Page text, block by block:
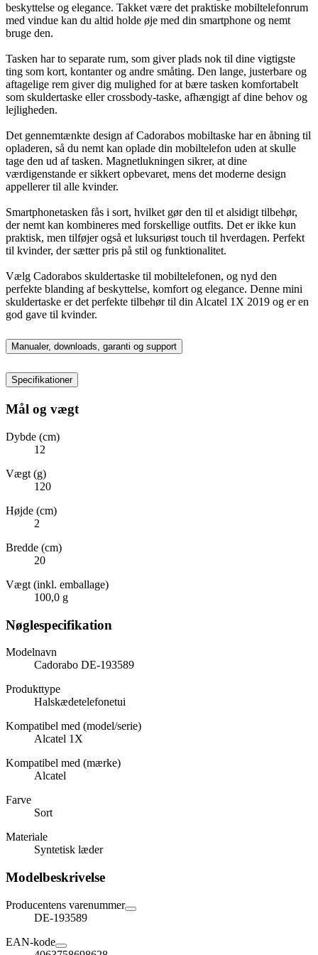
beskyttelse og elegance. Takket være det praktiske mobiltelefonrum
med vindue kan du altid holde øje med din smartphone og nemt
bruge den.
Tasken har to separate rum, som giver plads nok til dine vigtigste
ting som kort, kontanter og andre småting. Den lange, justerbare og
aftagelige rem giver dig mulighed for at bære tasken komfortabelt
som skuldertaske eller crossbody-taske, afhængigt af dine behov og
lejligheden.
Det gennemtænkte design af Cadorabos mobiltaske har en åbning til
opladeren, så du nemt kan oplade din mobiltelefon uden at skulle
tage den ud af tasken. Magnetlukningen sikrer, at dine
værdigenstande er sikkert opbevaret, mens det moderne design
appellerer til alle kvinder.
Smartphonetasken fås i sort, hvilket gør den til et alsidigt tilbehør,
der nemt kan kombineres med forskellige outfits. Det er ikke kun
praktisk, men tilføjer også et luksuriøst touch til hverdagen. Perfekt
til kvinder, der sætter pris på stil og funktionalitet.
Vælg Cadorabos skuldertaske til mobiltelefonen, og nyd den
perfekte blanding af beskyttelse, komfort og elegance. Denne mini
skuldertaske er det perfekte tilbehør til din Alcatel 1X 2019 og er en
god gave til kvinder.
Manualer, downloads, garanti og support
Specifikationer
Mål og vægt
Dybde (cm)
12
Vægt (g)
120
Højde (cm)
2
Bredde (cm)
20
Vægt (inkl. emballage)
100,0 g
Nøglespecifikation
Modelnavn
Cadorabo DE-193589
Produkttype
Halskædetelefonetui
Kompatibel med (model/serie)
Alcatel 1X
Kompatibel med (mærke)
Alcatel
Farve
Sort
Materiale
Syntetisk læder
Modelbeskrivelse
Producentens varenummer
DE-193589
EAN-kode